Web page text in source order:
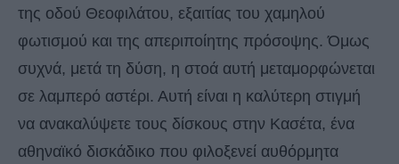
της οδού Θεοφιλάτου, εξαιτίας του χαμηλού
φωτισμού και της απεριποίητης πρόσοψης. Όμως
συχνά, μετά τη δύση, η στοά αυτή μεταμορφώνεται
σε λαμπερό αστέρι. Αυτή είναι η καλύτερη στιγμή
να ανακαλύψετε τους δίσκους στην Κασέτα, ένα
αθηναϊκό δισκάδικο που φιλοξενεί αυθόρμητα